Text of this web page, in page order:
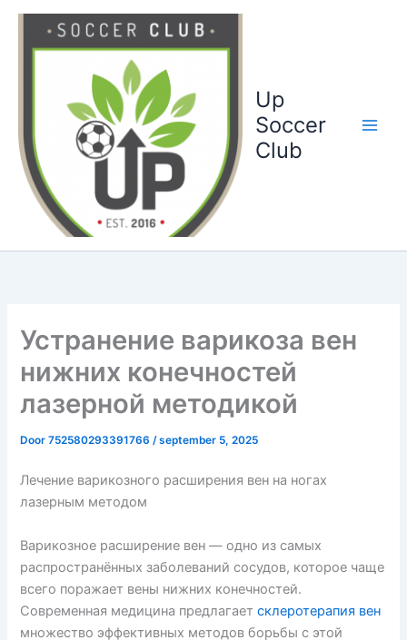
Up
Soccer
Club
Устранение варикоза вен
нижних конечностей
лазерной методикой
Door752580293391766/september 5, 2025
Лечение варикозного расширения вен на ногах
лазерным методом
Варикозное расширение вен — одно из самых
распространённых заболеваний сосудов, которое чаще
всего поражает вены нижних конечностей.
Современная медицина предлагаетсклеротерапия вен
множество эффективных методов борьбы с этой